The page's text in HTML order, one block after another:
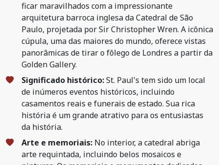
ficar maravilhados com a impressionante
arquitetura barroca inglesa da Catedral de São
Paulo, projetada por Sir Christopher Wren. A icônica
cúpula, uma das maiores do mundo, oferece vistas
panorâmicas de tirar o fôlego de Londres a partir da
Golden Gallery.
Significado histórico:St. Paul's tem sido um local
de inúmeros eventos históricos, incluindo
casamentos reais e funerais de estado. Sua rica
história é um grande atrativo para os entusiastas
da história.
Arte e memoriais: No interior, a catedral abriga
arte requintada, incluindo belos mosaicos e